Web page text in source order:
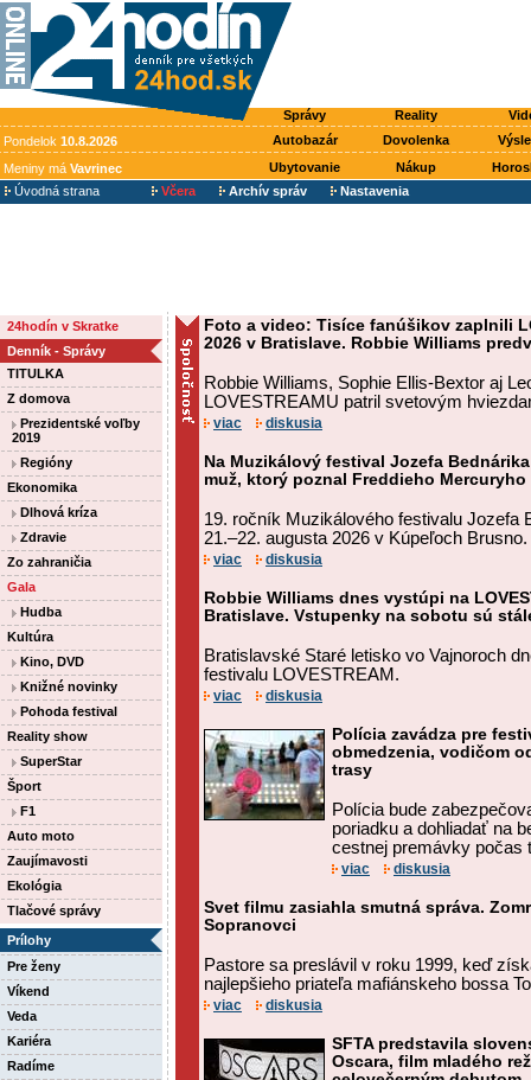
Správy Reality
Pondelok 10.8.2026 Autobazár Dovolenka
Meniny má Vavrinec Ubytovanie Nákup
Úvodná strana
Včera Archív správ Nastavenia
24hodín v Skratke
Denník - Správy
TITULKA
Z domova
Prezidentské voľby
2019
Regióny
Ekonomika
Dlhová kríza
Zdravie
Zo zahraničia
Gala
Hudba
Kultúra
Kino, DVD
Knižné novinky
Pohoda festival
Reality show
SuperStar
Šport
F1
Auto moto
Zaujímavosti
Ekológia
Tlačové správy
Prílohy
Pre ženy
Víkend
Veda
Kariéra
Radíme
Foto a video: Tisíce fanúšikov zaplnili
2026 v Bratislave. Robbie Williams
Robbie Williams, Sophie Ellis-Bextor aj
LOVESTREAMU patril svetovým
viac diskusia
Na Muzikálový festival Jozefa
muž, ktorý poznal Freddieho
19. ročník Muzikálového festivalu Jozefa
21.–22. augusta 2026 v Kúpeľoch Brusno.
viac diskusia
Robbie Williams dnes vystúpi na
Bratislave. Vstupenky na sobotu sú
Bratislavské Staré letisko vo Vajnoroch
festivalu LOVESTREAM.
viac diskusia
Polícia zavádza pre
obmedzenia, vodičom
trasy
Polícia bude
poriadku a dohliadať na
cestnej premávky počas
viac diskusia
Svet filmu zasiahla smutná správa.
Sopranovci
Pastore sa preslávil v roku 1999, keď
najlepšieho priateľa mafiánskeho bossa
viac diskusia
SFTA predstavila
Oscara, film mladého